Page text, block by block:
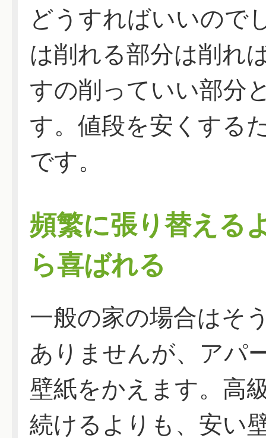
どうすればいいので
は削れる部分は削れ
すの削っていい部分
す。値段を安くする
です。
頻繁に張り替える
ら喜ばれる
一般の家の場合はそ
ありませんが、アパ
壁紙をかえます。高
続けるよりも、安い